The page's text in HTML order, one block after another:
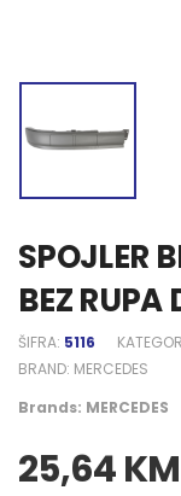
SPOJLER
BEZ RUPA
ŠIFRA: 5116
BRAND: MERCEDES
Brands: MERCEDES
25,64KM